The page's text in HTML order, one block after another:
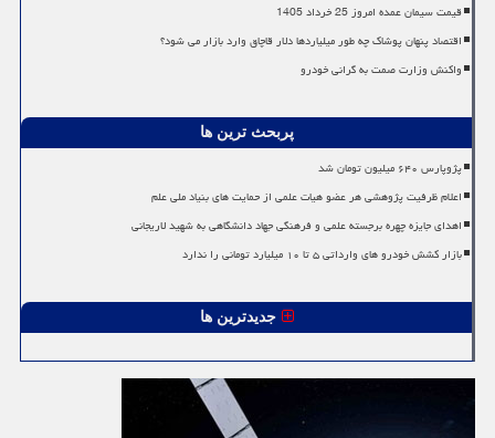
قیمت سیمان عمده امروز 25 خرداد 1405
اقتصاد پنهان پوشاک چه طور میلیاردها دلار قاچاق وارد بازار می شود؟
واکنش وزارت صمت به گرانی خودرو
پربحث ترین ها
پژوپارس ۶۴۰ میلیون تومان شد
اعلام ظرفیت پژوهشی هر عضو هیات علمی از حمایت های بنیاد ملی علم
اهدای جایزه چهره برجسته علمی و فرهنگی جهاد دانشگاهی به شهید لاریجانی
بازار کشش خودرو های وارداتی ۵ تا ۱۰ میلیارد تومانی را ندارد
جدیدترین ها